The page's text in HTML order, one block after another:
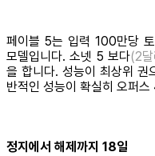
페이블 5는 입력 100만당
모델입니다. 소넷 5 보다(2달
을 합니다. 성능이 최상위 권
반적인 성능이 확실히 오퍼
정지에서 해제까지 18일